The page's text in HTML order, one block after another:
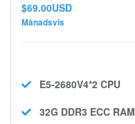
$69.00USD
Månadsvis
E5-2680V4*2 CPU
32G DDR3 ECC RAM